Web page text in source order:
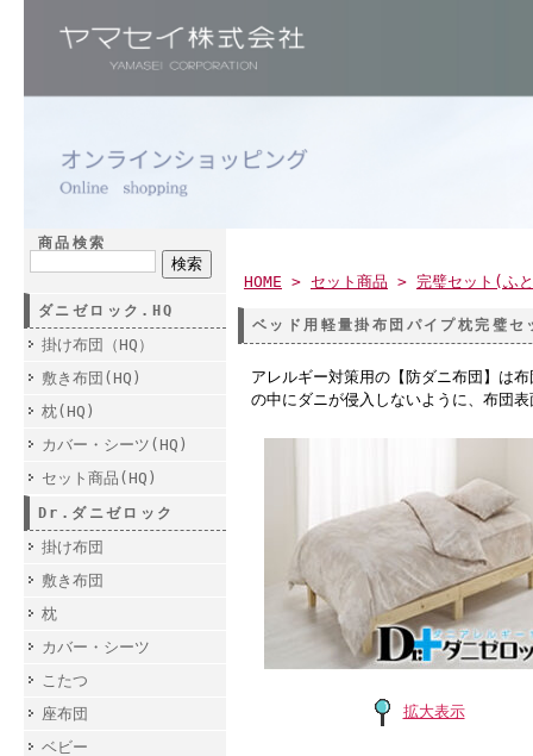
商品検索
ダニゼロック.HQ
掛け布団（HQ）
敷き布団(HQ)
枕(HQ)
カバー・シーツ(HQ)
セット商品(HQ)
Dr.ダニゼロック
掛け布団
敷き布団
枕
カバー・シーツ
こたつ
座布団
ベビー
HOME > セット商品 > 完璧セット(ふ
ベッド用軽量掛布団パイプ枕完
アレルギー対策用の【防ダニ布団】は
の中にダニが侵入しないように、布団
拡大表示